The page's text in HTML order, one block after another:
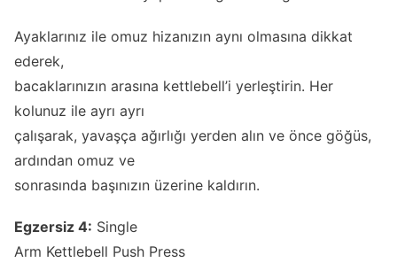
Ayaklarınız ile omuz hizanızın aynı olmasına dikkat
ederek,
bacaklarınızın arasına kettlebell’i yerleştirin. Her
kolunuz ile ayrı ayrı
çalışarak, yavaşça ağırlığı yerden alın ve önce göğüs,
ardından omuz ve
sonrasında başınızın üzerine kaldırın.
Egzersiz 4: Single
Arm Kettlebell Push Press